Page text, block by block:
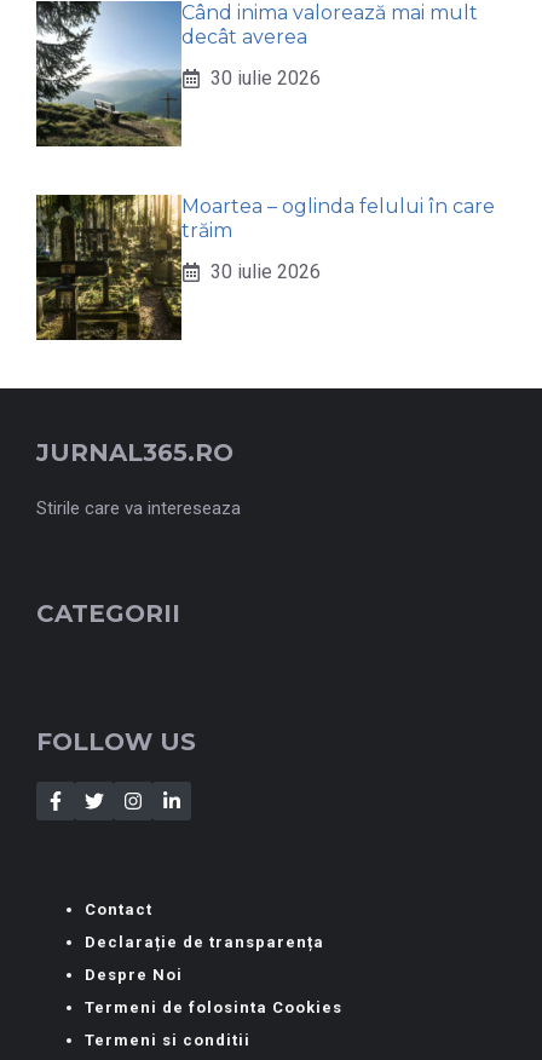
Când inima valorează mai mult
decât averea
30 iulie 2026
Moartea – oglinda felului în care
trăim
30 iulie 2026
JURNAL365.RO
Stirile care va intereseaza
CATEGORII
FOLLOW US
Contact
Declarație de transparența
Despre Noi
Termeni de folosinta Cookies
Termeni si conditii